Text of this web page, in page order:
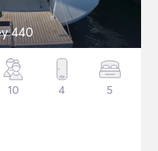
440
10 4 5